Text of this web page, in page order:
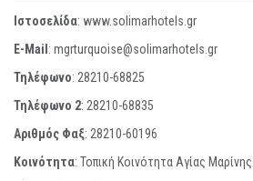
Ιστοσελίδα: www.solimarhotels.gr
E-Mail: mgrturquoise@solimarhotels.gr
Τηλέφωνο: 28210-68825
Τηλέφωνο 2: 28210-68835
Αριθμός Φαξ: 28210-60196
Κοινότητα: Τοπική Κοινότητα Αγίας Μαρίνης